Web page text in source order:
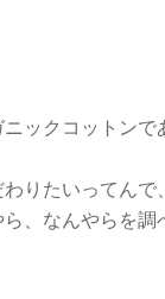
ックコットンで
りたいってんで
、なんやらを調